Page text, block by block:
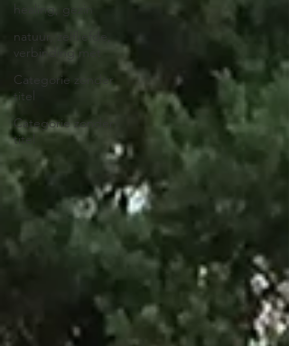
healing, gezin
natuur, zelfliefde,
verbinding met
Categorie zonder
titel
Categorie zonder
titel